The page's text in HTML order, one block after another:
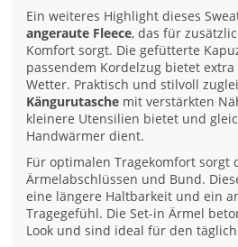
Ein weiteres Highlight dieses
angeraute Fleece, das für
Komfort sorgt. Die gefütterte
passendem Kordelzug bietet
Wetter. Praktisch und stilvoll
Kängurutasche mit verstärkten
kleinere Utensilien bietet und
Handwärmer dient.
Für optimalen Tragekomfort sorgt
Ärmelabschlüssen und Bund.
eine längere Haltbarkeit und ein
Tragegefühl. Die Set-in Ärmel
Look und sind ideal für den